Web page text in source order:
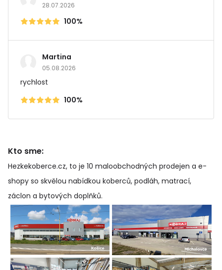
28.07.2026
100%
Martina
05.08.2026
rychlost
100%
Kto sme:
Hezkekoberce.cz, to je 10 maloobchodných prodejen a e-
shopy so skvělou nabídkou koberců, podláh, matrací,
záclon a bytových doplňků.